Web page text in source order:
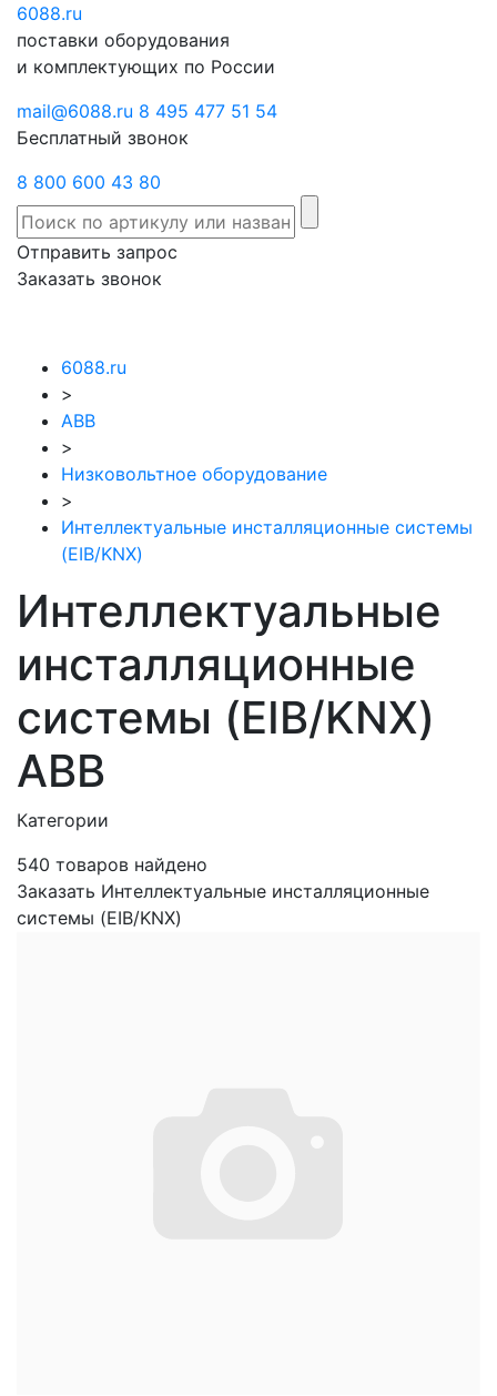
6088.ru
поставки оборудования
и комплектующих по России
mail@6088.ru 8 495 477 51 54
Бесплатный звонок
8 800 600 43 80
Отправить запрос
Заказать звонок
6088.ru
>
ABB
>
Низковольтное оборудование
>
Интеллектуальные инсталляционные системы
(EIB/KNX)
Интеллектуальные
инсталляционные
системы (EIB/KNX)
ABB
Категории
540 товаров найдено
Заказать Интеллектуальные инсталляционные
системы (EIB/KNX)
Отправить
запрос
звонок